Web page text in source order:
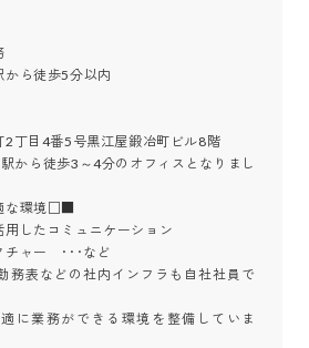
ら徒歩5分以内
2丁目4番5号黒江屋鍛冶町ビル8階
から徒歩3～4分のオフィスとなりまし
な環境□■
用したコミュニケーション
チャー　･･･など
務表などの社内インフラも自社社員で
に業務ができる環境を整備していま